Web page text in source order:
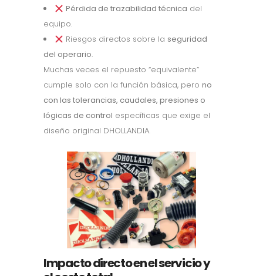
Pérdida de trazabilidad técnica del
equipo.
Riesgos directos sobre la seguridad
del operario.
Muchas veces el repuesto “equivalente”
cumple solo con la función básica, pero no
con las tolerancias, caudales, presiones o
lógicas de control específicas que exige el
diseño original DHOLLANDIA.
Impacto directo en el servicio y